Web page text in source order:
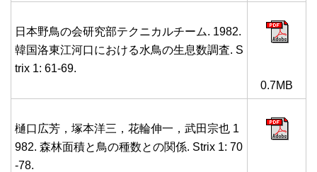
日本野鳥の会研究部テクニカルチーム. 1982.
韓国洛東江河口における水鳥の生息数調査. S
trix 1: 61-69.
0.7MB
樋口広芳，塚本洋三，花輪伸一，武田宗也 1
982. 森林面積と鳥の種数との関係. Strix 1: 70
-78.